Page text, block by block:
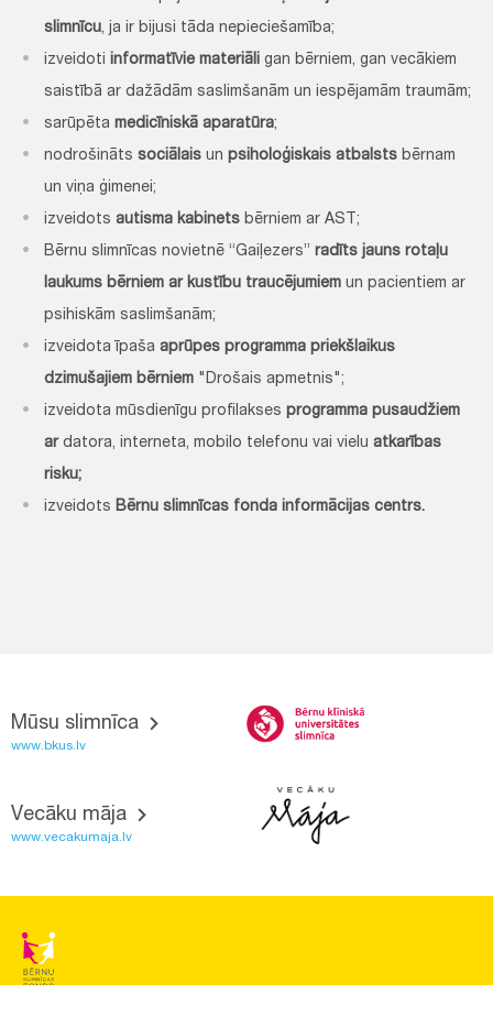
slimnīcu, ja ir bijusi tāda nepieciešamība;
izveidoti informatīvie materiāli gan bērniem, gan vecākiem
saistībā ar dažādām saslimšanām un iespējamām traumām;
sarūpēta medicīniskā aparatūra;
nodrošināts sociālais un psiholoģiskais atbalsts bērnam
un viņa ģimenei;
izveidots autisma kabinets bērniem ar AST;
Bērnu slimnīcas novietnē “Gaiļezers” radīts jauns rotaļu
laukums bērniem ar kustību traucējumiem un pacientiem ar
psihiskām saslimšanām;
izveidota īpaša aprūpes programma priekšlaikus
dzimušajiem bērniem "Drošais apmetnis";
izveidota mūsdienīgu profilakses programma pusaudžiem
ardatora, interneta, mobilo telefonu vai vielu atkarības
risku;
izveidots Bērnu slimnīcas fonda informācijas centrs.
Mūsu slimnīca
www.bkus.lv
Vecāku māja
www.vecakumaja.lv